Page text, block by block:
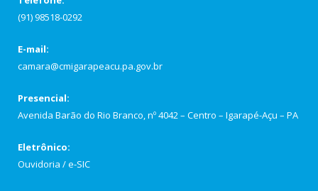
(91) 98518-0292
E-mail:
camara@cmigarapeacu.pa.gov.br
Presencial:
Avenida Barão do Rio Branco, nº 4042 – Centro – Igarapé-Açu – PA
Eletrônico:
Ouvidoria /e-SIC